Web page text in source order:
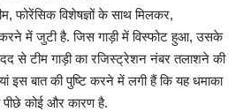
फोरेंसिक विशेषज्ञों के साथ मिलकर,
करने में जुटी है. जिस गाड़ी में विस्फोट हुआ, उसके
से टीम गाड़ी का रजिस्ट्रेशन नंबर तलाशने की
इस बात की पुष्टि करने में लगी हैं कि यह धमाका
कोई और कारण है.